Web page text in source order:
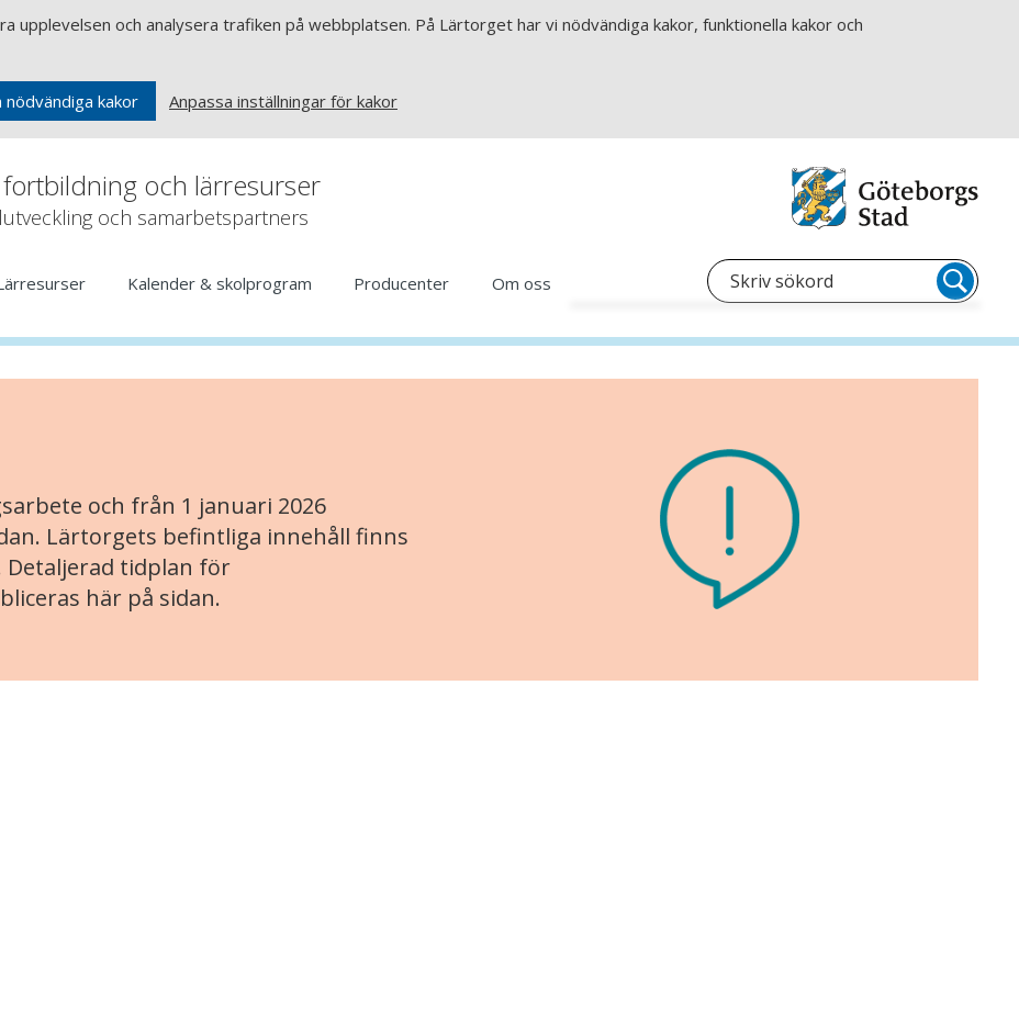
upplevelsen och analysera trafiken på webbplatsen. På Lärtorget har vi nödvändiga kakor, funktionella kakor och
nödvändiga kakor Anpassa inställningar för kakor
och lärresurser
och samarbetspartners
Kalender & skolprogram Producenter Om oss
och från 1 januari 2026
Lärtorgets befintliga innehåll finns
Detaljerad tidplan för
här på sidan.